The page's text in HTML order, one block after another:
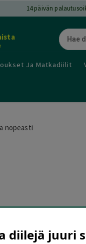
14päivän
Ja Matkadiilit
nopeasti
diilejä juuri